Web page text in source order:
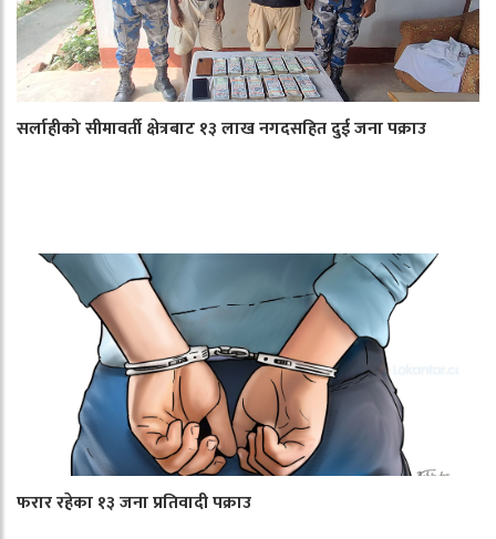
सर्लाहीको सीमावर्ती क्षेत्रबाट १३ लाख नगदसहित दुई जना पक्राउ
फरार रहेका १३ जना प्रतिवादी पक्राउ